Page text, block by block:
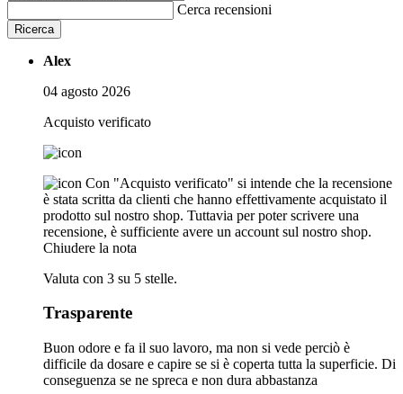
Cerca recensioni
Ricerca
Alex
04 agosto 2026
Acquisto verificato
Con "Acquisto verificato" si intende che la recensione
è stata scritta da clienti che hanno effettivamente acquistato il
prodotto sul nostro shop. Tuttavia per poter scrivere una
recensione, è sufficiente avere un account sul nostro shop.
Chiudere la nota
Valuta con 3 su 5 stelle.
Trasparente
Buon odore e fa il suo lavoro, ma non si vede perciò è
difficile da dosare e capire se si è coperta tutta la superficie. Di
conseguenza se ne spreca e non dura abbastanza